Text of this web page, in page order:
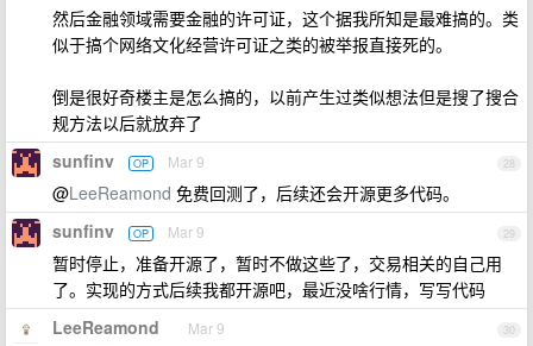
然后金融领域需要金融的许可证，这个据我所知是最难搞的。类
似于搞个网络文化经营许可证之类的被举报直接死的。
倒是很好奇楼主是怎么搞的，以前产生过类似想法但是搜了搜合
规方法以后就放弃了
28
sunfinv OP Mar 9
@LeeReamond 免费回测了，后续还会开源更多代码。
29
sunfinv OP Mar 9
暂时停止，准备开源了，暂时不做这些了，交易相关的自己用
了。实现的方式后续我都开源吧，最近没啥行情，写写代码
30
LeeReamond Mar 9